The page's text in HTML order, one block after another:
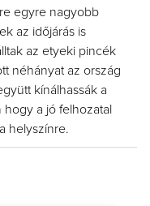
egyre nagyobb
az időjárás is
az etyeki pincék
néhányat az ország
kínálhassák a
a jó felhozatal
helyszínre.